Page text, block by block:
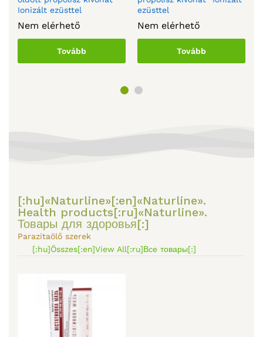
Ionizált ezüsttel
Nem elérhető
Tovább
ezüsttel
Nem elérhető
Tovább
[:hu]«Naturline»[:en]«Naturline».
Health products[:ru]«Naturline».
Товары для здоровья[:]
Parazitaölő szerek
[:hu]Összes[:en]View All[:ru]Все товары[:]